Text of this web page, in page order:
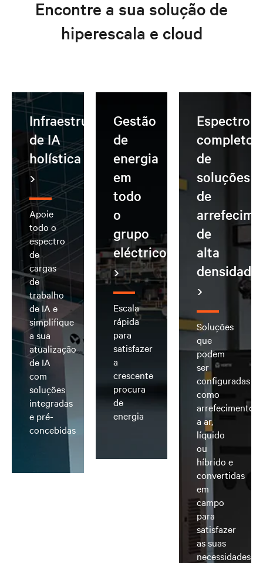
Encontre a sua solução de
hiperescala e cloud
Infraestrutura
de IA
holística
Apoie
todo o
espectro
de
cargas
de
trabalho
de IA e
simplifique
a sua
atualização
de IA
com
soluções
integradas
e pré-
concebidas
Gestão
de
energia
em
todo
o
grupo
eléctrico
Escala
rápida
para
satisfazer
a
crescente
procura
de
energia
Espectro
completo
de
soluções
de
de
alta
densidade
Soluções
que
podem
ser
configuradas
como
arrefecimento
a ar,
líquido
ou
híbrido e
convertidas
em
campo
para
satisfazer
as suas
necessidades